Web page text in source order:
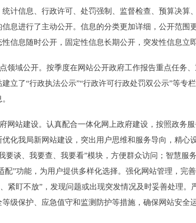
计信息、行政许可、处罚强制、监督检查、预算决
息进行了主动公开。信息的分类更加详细，公开范
信息随时公开，固定性信息长期公开，突发性信息立
域公开。按季度在网站公开政府工作报告重点任务、
立了“行政执法公示”“行政许可行政处罚双公示”等
站建设。认真配合一体化网上政府建设，按照政务
化我局新网站建设，突出用户思维和服务导向，精
要谈、我要查、我要看”模块，方便群众访问；智慧服
配”功能，为用户提供多样化选择。强化网站管理，完
紧盯不放”，发现问题或出现突发情况及时妥善处理
级保护、应急值守和监测防护等措施，确保网站安全运